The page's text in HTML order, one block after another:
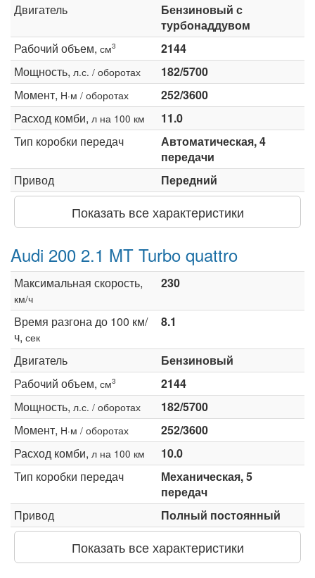
Двигатель
Бензиновый с
турбонаддувом
Рабочий объем, см3
2144
Мощность, л.с. / оборотах
182/5700
Момент, Н·м / оборотах
252/3600
Расход комби, л на 100 км
11.0
Тип коробки передач
Автоматическая, 4
передачи
Привод
Передний
Показать все характеристики
Audi 200 2.1 MT Turbo quattro
Максимальная скорость,
км/ч
230
Время разгона до 100 км/
ч, сек
8.1
Двигатель
Бензиновый
Рабочий объем, см3
2144
Мощность, л.с. / оборотах
182/5700
Момент, Н·м / оборотах
252/3600
Расход комби, л на 100 км
10.0
Тип коробки передач
Механическая, 5
передач
Привод
Полный постоянный
Показать все характеристики